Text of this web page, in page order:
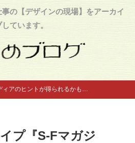
の【デザインの現場】をアーカイ
しています。
ィアのヒントが得られるかも…
プ『S-Fマガジ